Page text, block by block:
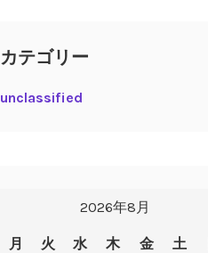
カテゴリー
unclassified
2026年8月
月 火 水 木 金 土